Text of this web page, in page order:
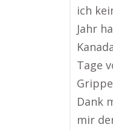
ich
Jahr
Tage
Dank
mir